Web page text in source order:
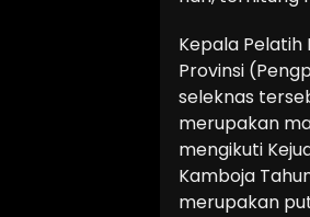
Kepala Pelatih
Provinsi
seleknas
merupakan
mengikuti
Kamboja
merupakan